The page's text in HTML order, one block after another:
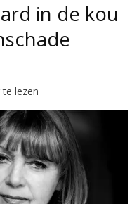
in de kou
lezen